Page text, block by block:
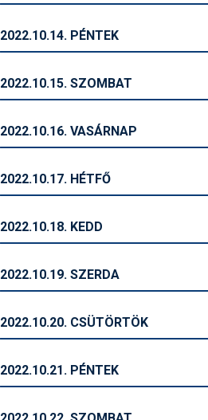
2022.10.14. PÉNTEK
2022.10.15. SZOMBAT
2022.10.16. VASÁRNAP
2022.10.17. HÉTFŐ
2022.10.18. KEDD
2022.10.19. SZERDA
2022.10.20. CSÜTÖRTÖK
2022.10.21. PÉNTEK